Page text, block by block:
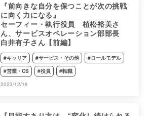
『前向きな自分を保つことが次の挑戦
に向く力になる』
セーフィー・執行役員 植松裕美さ
ん、サービスオペレーション部部長
白井有子さん【前編】
#キャリア #サービス・その他
#ロールモデル
#営業・CS
#役員
#転職
2023/12/18